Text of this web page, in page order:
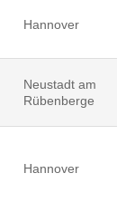
Hannover
Neustadt am
Rübenberge
Hannover